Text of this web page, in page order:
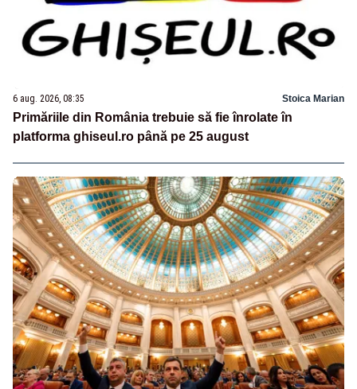
6 aug. 2026, 08:35 Stoica Marian
Primăriile din România trebuie să fie înrolate în
platforma ghiseul.ro până pe 25 august